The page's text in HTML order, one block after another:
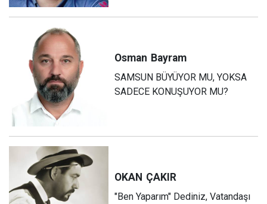
Osman Bayram
SAMSUN BÜYÜYOR MU, YOKSA
SADECE KONUŞUYOR MU?
OKAN ÇAKIR
"Ben Yaparım" Dediniz, Vatandaşı